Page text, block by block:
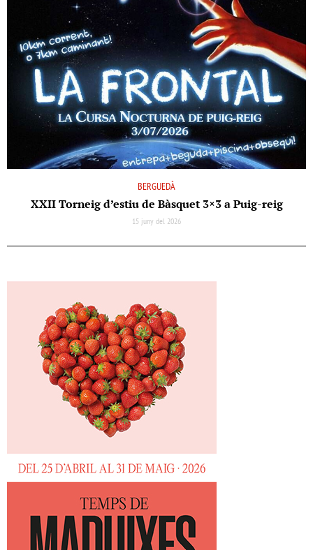
BERGUEDÀ
XXII Torneig d’estiu de Bàsquet 3×3 a Puig-reig
15 juny del 2026